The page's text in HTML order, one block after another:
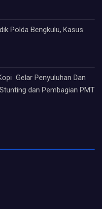
Polda Bengkulu, Kasus
Gelar Penyuluhan Dan
dan Pembagian PMT